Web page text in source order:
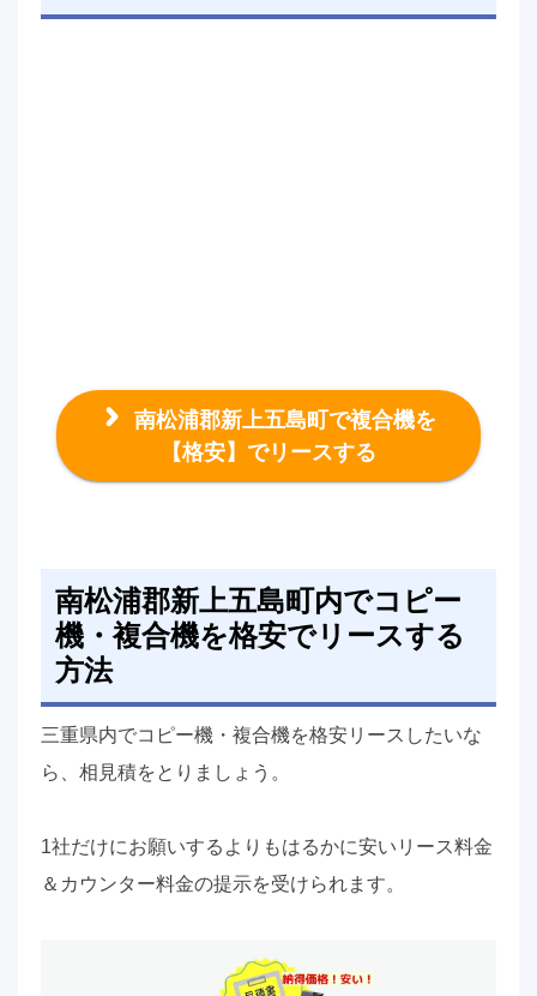
南松浦郡新上五島町で複合機を
【格安】でリースする
南松浦郡新上五島町内でコピー
機・複合機を格安でリースする
方法
三重県内でコピー機・複合機を格安リースしたいな
ら、相見積をとりましょう。
1社だけにお願いするよりもはるかに安いリース料金
＆カウンター料金の提示を受けられます。